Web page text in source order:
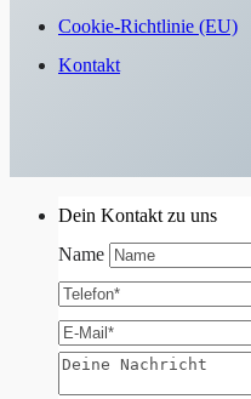
Cookie-Richtlinie (EU)
Kontakt
Dein Kontakt zu uns
Name